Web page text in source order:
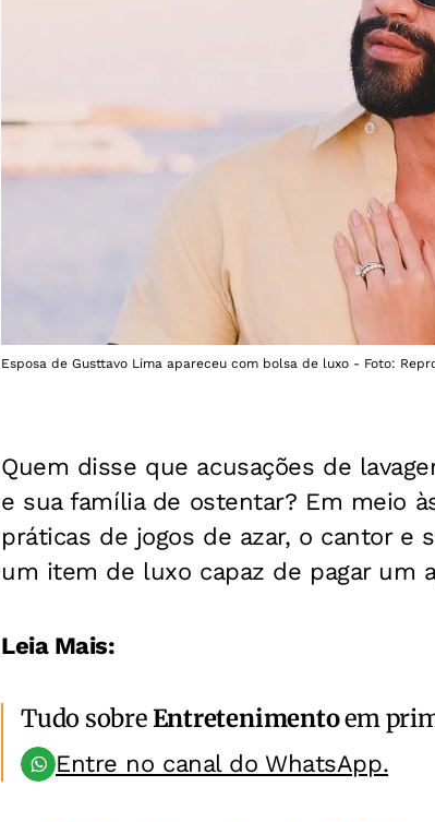
Esposa de Gusttavo Lima apareceu com bolsa de luxo - Foto:
Quem disse que acusações de
e sua família de ostentar? Em meio
práticas de jogos de azar, o cantor e
um item de luxo capaz de pagar um
Leia Mais:
Tudo sobreEntretenimentoem
Entre no canal do WhatsApp.